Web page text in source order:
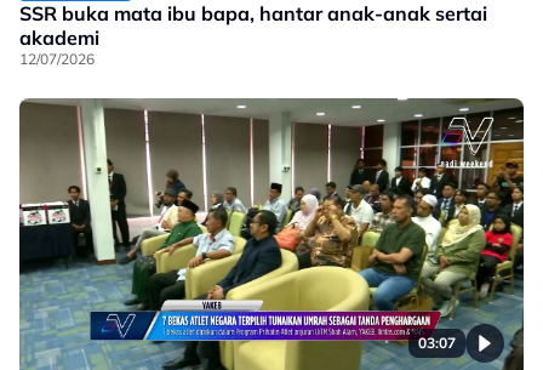
SSR buka mata ibu bapa, hantar anak-anak sertai
akademi
12/07/2026
03:07